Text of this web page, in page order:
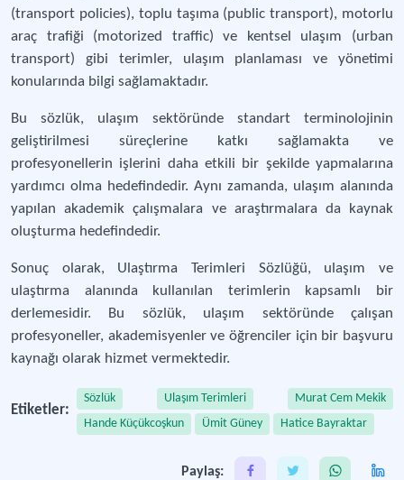
(transport policies), toplu taşıma (public transport), motorlu
araç trafiği (motorized traffic) ve kentsel ulaşım (urban
transport) gibi terimler, ulaşım planlaması ve yönetimi
konularında bilgi sağlamaktadır.
Bu sözlük, ulaşım sektöründe standart terminolojinin
geliştirilmesi süreçlerine katkı sağlamakta ve
profesyonellerin işlerini daha etkili bir şekilde yapmalarına
yardımcı olma hedefindedir. Aynı zamanda, ulaşım alanında
yapılan akademik çalışmalara ve araştırmalara da kaynak
oluşturma hedefindedir.
Sonuç olarak, Ulaştırma Terimleri Sözlüğü, ulaşım ve
ulaştırma alanında kullanılan terimlerin kapsamlı bir
derlemesidir. Bu sözlük, ulaşım sektöründe çalışan
profesyoneller, akademisyenler ve öğrenciler için bir başvuru
kaynağı olarak hizmet vermektedir.
Etiketler:
Sözlük Ulaşım Terimleri
Murat Cem Mekik
Hande Küçükcoşkun
Ümit Güney Hatice Bayraktar
Paylaş: